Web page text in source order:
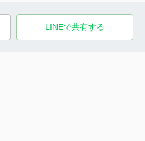
LINEで共有する